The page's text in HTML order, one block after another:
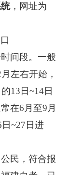
，网址为
间段。一般
左右开始，
13日~14日
在6月至9月
~27日进
民，符合报